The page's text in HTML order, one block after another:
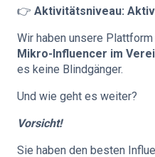
👉 Aktivitätsniveau: Aktiv
Wir haben unsere
Mikro-Influencer im
es keine Blindgänger.
Und wie geht es weiter?
Vorsicht!
Sie haben den besten